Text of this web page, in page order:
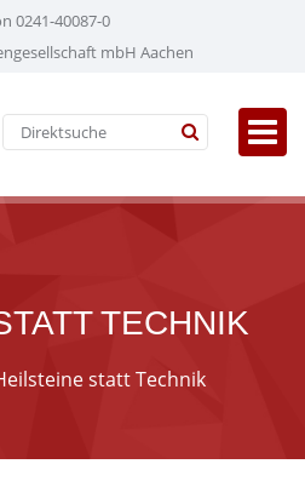
0241-40087-0
mbH Aachen
TECHNIK
statt Technik